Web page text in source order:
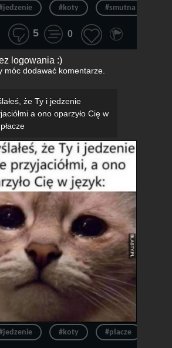
#koty #smutna
5 0
logowania :)
móc dodawać komentarze.
że Ty i jedzenie
a ono oparzyło Cię w
#koty #płacze